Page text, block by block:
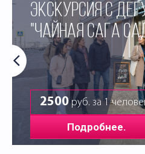
ЭКСКУРСИЯ С
"ЧАЙНАЯ САГА
2500руб. за 1
Подробнее.